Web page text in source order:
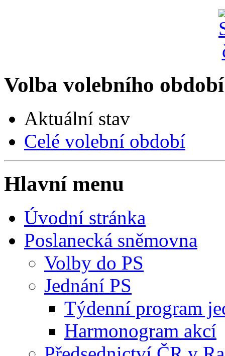
Volba volebního období
Aktuální stav
Celé volební období
Hlavní menu
Úvodní stránka
Poslanecká sněmovna
Volby do PS
Jednání PS
Týdenní program
Harmonogram akcí